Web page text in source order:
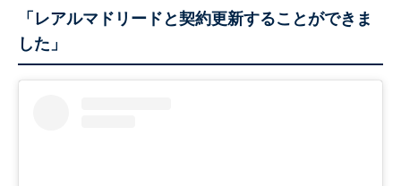
「レアルマドリードと契約更新することができま
した」